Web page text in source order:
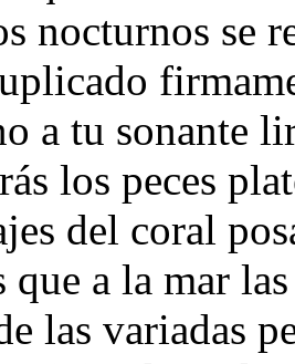
nocturnos se
a tu sonante
los peces
del coral
que a la mar
las variadas